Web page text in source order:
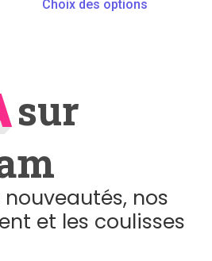
Choix des options
sur
nos
et les coulisses